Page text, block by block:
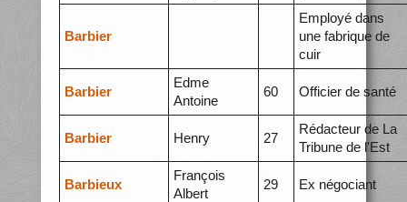
Barbier
Employé dans
une fabrique de
cuir
Barbier
Edme
Antoine
60 Officier de santé
Barbier Henry 27
Rédacteur de La
Tribune de l'Est
Barbieux
François
Albert
29 Ex négociant